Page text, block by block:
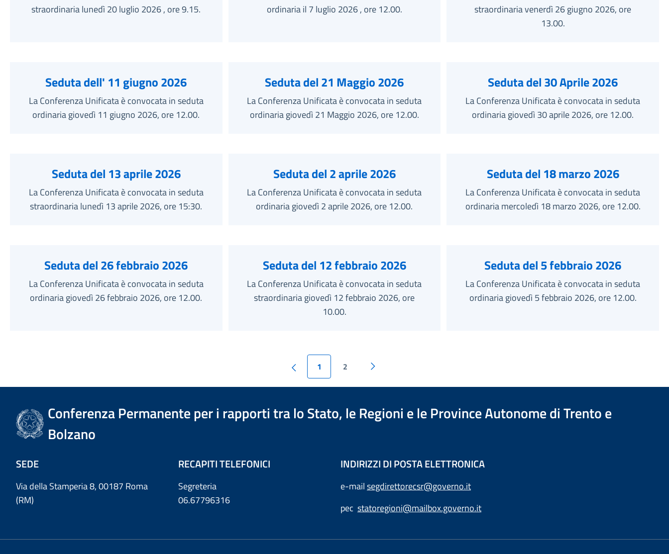
straordinaria lunedì 20 luglio 2026 , ore 9.15.
ordinaria il 7 luglio 2026 , ore 12.00.
straordinaria venerdì 26 giugno 2026, ore
13.00.
Seduta dell' 11 giugno 2026
La Conferenza Unificata è convocata in seduta
ordinaria giovedì 11 giugno 2026, ore 12.00.
Seduta del 21 Maggio 2026
La Conferenza Unificata è convocata in seduta
ordinaria giovedì 21 Maggio 2026, ore 12.00.
Seduta del 30 Aprile 2026
La Conferenza Unificata è convocata in seduta
ordinaria giovedì 30 aprile 2026, ore 12.00.
Seduta del 13 aprile 2026
La Conferenza Unificata è convocata in seduta
straordinaria lunedì 13 aprile 2026, ore 15:30.
Seduta del 2 aprile 2026
La Conferenza Unificata è convocata in seduta
ordinaria giovedì 2 aprile 2026, ore 12.00.
Seduta del 18 marzo 2026
La Conferenza Unificata è convocata in seduta
ordinaria mercoledì 18 marzo 2026, ore 12.00.
Seduta del 26 febbraio 2026
La Conferenza Unificata è convocata in seduta
ordinaria giovedì 26 febbraio 2026, ore 12.00.
Seduta del 12 febbraio 2026
La Conferenza Unificata è convocata in seduta
straordinaria giovedì 12 febbraio 2026, ore
10.00.
Seduta del 5 febbraio 2026
La Conferenza Unificata è convocata in seduta
ordinaria giovedì 5 febbraio 2026, ore 12.00.
1 2
Conferenza Permanente per i rapporti tra lo Stato, le Regioni e le Province Autonome di Trento e
Bolzano
SEDE
Via della Stamperia 8, 00187 Roma
(RM)
RECAPITI TELEFONICI
Segreteria
06.67796316
INDIRIZZI DI POSTA ELETTRONICA
e-mailsegdirettorecsr@governo.it
pec statoregioni@mailbox.governo.it